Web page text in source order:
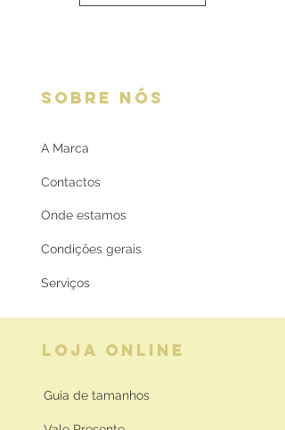
SOBRE NÓS
A Marca
Contactos
Onde estamos
Condições gerais
Serviços
LOJA ONLINE
Guia de tamanhos